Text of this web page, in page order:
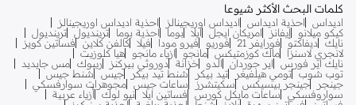
كلمات البحث الأكثر شيوعا
اديداس احذية اديداس اديداس اوريجينالز
احذية اديداس اوريجينالز
كيكو ميلانو
إيفانز امريكان ايجل ايلا بوما احذية بوما ترينديول ترينديول
نايك ديفاكتو فورايفر 21 فوريو فيرو مودا فيلا كالفن كلاين فساتين كويز
لانجري لاسنزا
ماك كوزمتيكس مانجو ازياء مانجو
هيا كلوزيت
نايك اير فورس
اير جوردان الدو خزانة دوروثي بيركنز ريبوك مس جايديد
توب شوب تومي هيلفيغر تيد بيكر شنط تيد بيكر جيس
شنط جيس
جينجر
جينجر بيسيكس سكيتشرز ساعات جيس مجوهرات سوارفسكي
سواروفسكي
ساعات مايكل كورس فساتين ايلا نيو لوك أزياء عربية